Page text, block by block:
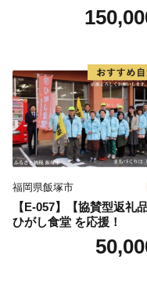
福岡県飯塚市
【E-057】【協賛型返礼品
ひがし食堂 を応援！